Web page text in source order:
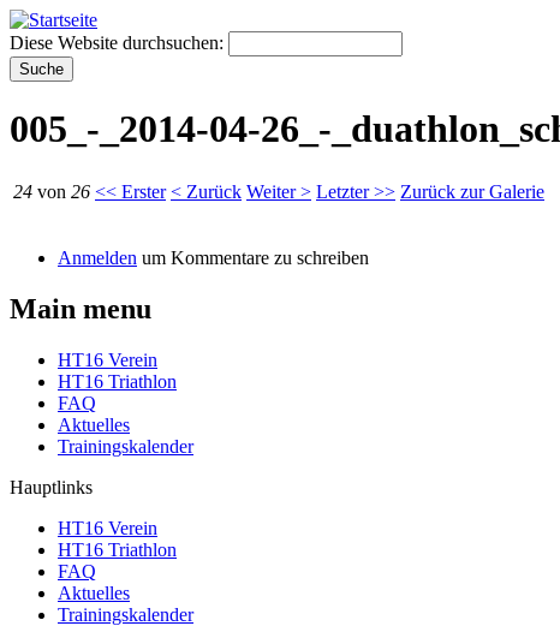
Diese Website durchsuchen:
005_-_2014-04-26_-
24 von 26 << Erster < Zurück Weiter > Letzter >> Zurück zur Galerie
Anmelden um Kommentare zu schreiben
Main menu
HT16 Verein
HT16 Triathlon
FAQ
Aktuelles
Trainingskalender
Hauptlinks
HT16 Verein
HT16 Triathlon
FAQ
Aktuelles
Trainingskalender